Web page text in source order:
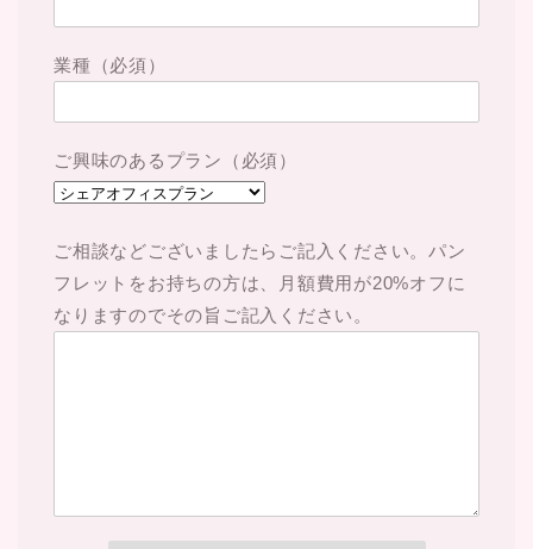
業種（必須）
ご興味のあるプラン（必須）
ご相談などございましたらご記入ください。パン
フレットをお持ちの方は、月額費用が20%オフに
なりますのでその旨ご記入ください。